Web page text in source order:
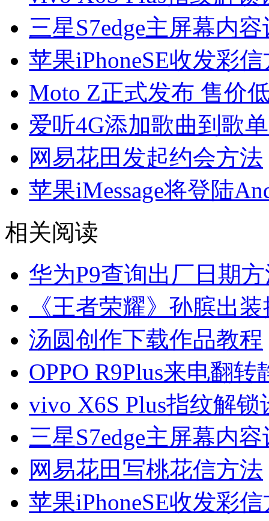
三星S7edge主屏幕内
苹果iPhoneSE收发彩
Moto Z正式发布 售价
爱听4G添加歌曲到歌
网易花田发起约会方法
苹果iMessage将登陆
相关阅读
华为P9查询出厂日期
《王者荣耀》孙膑出
汤圆创作下载作品教程
OPPO R9Plus来电翻转
vivo X6S Plus指纹解锁
三星S7edge主屏幕内
网易花田写桃花信方法
苹果iPhoneSE收发彩